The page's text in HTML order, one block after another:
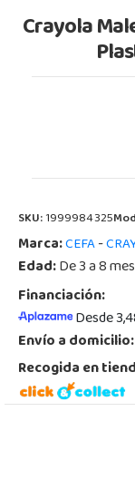
Crayola
SKU:1999984325
Marca:CEFA-
Edad:De 3 a 8
Financiación:
Desde
Envío a domicilio:
Recogida en